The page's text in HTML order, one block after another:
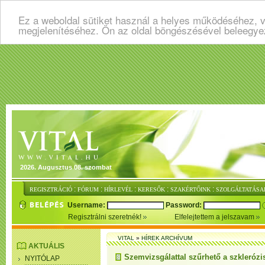
Ez a weboldal sütiket használ a helyes
megjelenítéséhez. Ön az oldal böngészésével
2026. Augusztus 08. szombat
REGISZTRÁCIÓ : FÓRUM : HÍRLEVÉL : KERESŐK : SZAKÉRTŐINK :
Username:
Password:
Regisztrálni szeretnék!
Elfelejtettem a jelszavam
AKTUÁLIS
NYITÓLAP
VITAL»HÍREK ARCHÍVUM
Szemvizsgálattal szűrhető a